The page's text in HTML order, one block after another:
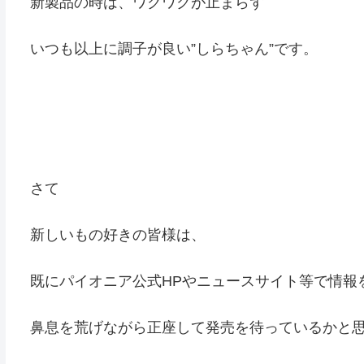
いつも以上に調子が良い”しらちゃん”です。
さて
新しいもの好きの皆様は、
既にパイオニア公式HPやニュースサイト等で情報
鼻息を荒げながら正座して発売を待っているかと